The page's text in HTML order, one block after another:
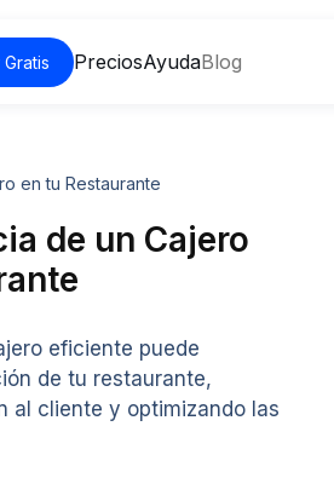
PreciosAyudaBlog
en tu Restaurante
de un Cajero
eficiente puede
de tu restaurante,
al cliente y optimizando las